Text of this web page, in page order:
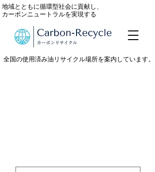
全国の使用済み油リサイクル場所を案内しています。
地域とともに循環型社会に貢献し、
カーボンニュートラルを実現する